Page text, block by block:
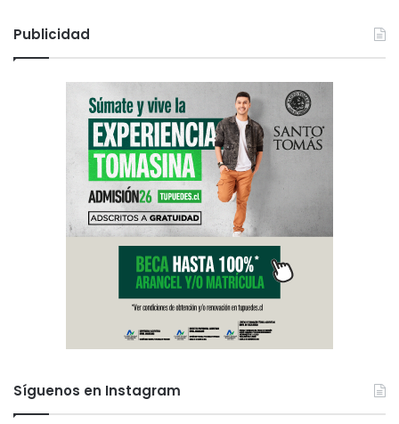
Publicidad
Síguenos en Instagram